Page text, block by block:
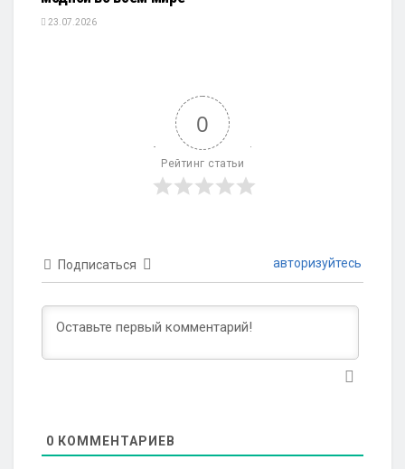
23.07.2026
0
Рейтинг статьи
Подписаться авторизуйтесь
0 КОММЕНТАРИЕВ